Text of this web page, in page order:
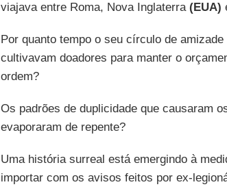
viajava entre Roma, Nova Inglaterra (EUA)
Por quanto tempo o seu círculo de
cultivavam doadores para manter o
ordem?
Os padrões de duplicidade que causaram
evaporaram de repente?
Uma história surreal está emergindo à
importar com os avisos feitos por ex-